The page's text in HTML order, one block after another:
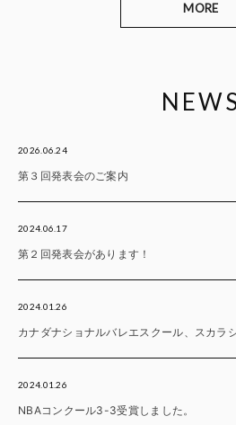
MORE
2026.06.24
第３回発表会のご案内
2024.06.17
第２回発表会があります！
2024.01.26
カナダナショナルバレエスクール、スカラ
2024.01.26
NBAコンクール3-3受賞しました。